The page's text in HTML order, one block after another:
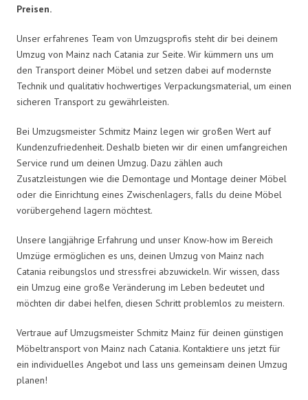
Preisen.
Unser erfahrenes Team von Umzugsprofis steht dir bei deinem
Umzug von Mainz nach Catania zur Seite. Wir kümmern uns um
den Transport deiner Möbel und setzen dabei auf modernste
Technik und qualitativ hochwertiges Verpackungsmaterial, um einen
sicheren Transport zu gewährleisten.
Bei Umzugsmeister Schmitz Mainz legen wir großen Wert auf
Kundenzufriedenheit. Deshalb bieten wir dir einen umfangreichen
Service rund um deinen Umzug. Dazu zählen auch
Zusatzleistungen wie die Demontage und Montage deiner Möbel
oder die Einrichtung eines Zwischenlagers, falls du deine Möbel
vorübergehend lagern möchtest.
Unsere langjährige Erfahrung und unser Know-how im Bereich
Umzüge ermöglichen es uns, deinen Umzug von Mainz nach
Catania reibungslos und stressfrei abzuwickeln. Wir wissen, dass
ein Umzug eine große Veränderung im Leben bedeutet und
möchten dir dabei helfen, diesen Schritt problemlos zu meistern.
Vertraue auf Umzugsmeister Schmitz Mainz für deinen günstigen
Möbeltransport von Mainz nach Catania. Kontaktiere uns jetzt für
ein individuelles Angebot und lass uns gemeinsam deinen Umzug
planen!